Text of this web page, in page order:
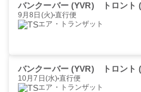
バンクーバー (YVR) トロント
9月8日(火) 直行便
エア・トランザット
バンクーバー (YVR) トロント
10月7日(水) 直行便
エア・トランザット